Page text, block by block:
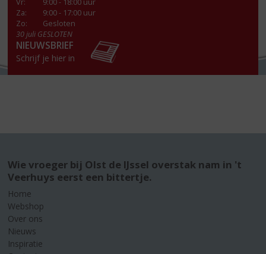
Za:
9:00 - 17:00 uur
Zo:
Gesloten
30 juli GESLOTEN
NIEUWSBRIEF
Schrijf je hier in
Wie vroeger bij Olst de IJssel overstak nam in 't
Veerhuys eerst een bittertje.
Home
Webshop
Over ons
Nieuws
Inspiratie